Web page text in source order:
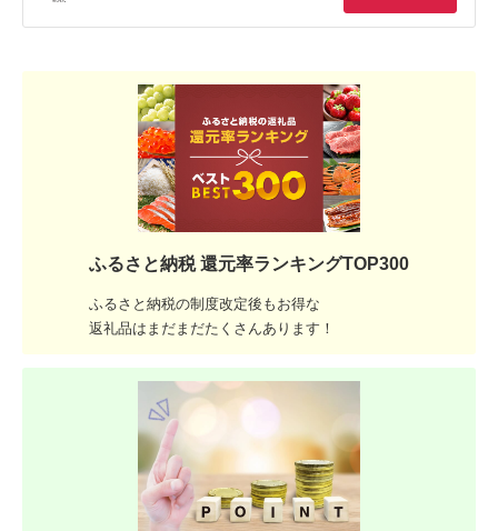
ふるさと納税 還元率ランキングTOP300
ふるさと納税の制度改定後もお得な
返礼品はまだまだたくさんあります！